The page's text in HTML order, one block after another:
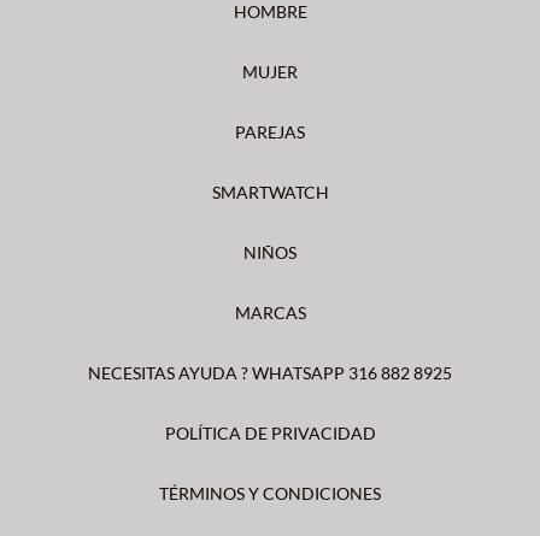
HOMBRE
MUJER
PAREJAS
SMARTWATCH
NIÑOS
MARCAS
NECESITAS AYUDA ? WHATSAPP 316 882 8925
POLÍTICA DE PRIVACIDAD
TÉRMINOS Y CONDICIONES